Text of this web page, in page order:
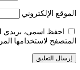
الموقع الإلكتروني
احفظ اسمي، بريدي
المتصفح لاستخدامها